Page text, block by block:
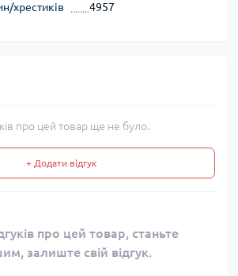
хрестиків 4957
про цей товар ще не було.
+ Додати відгук
про цей товар, станьте
залиште свій відгук.